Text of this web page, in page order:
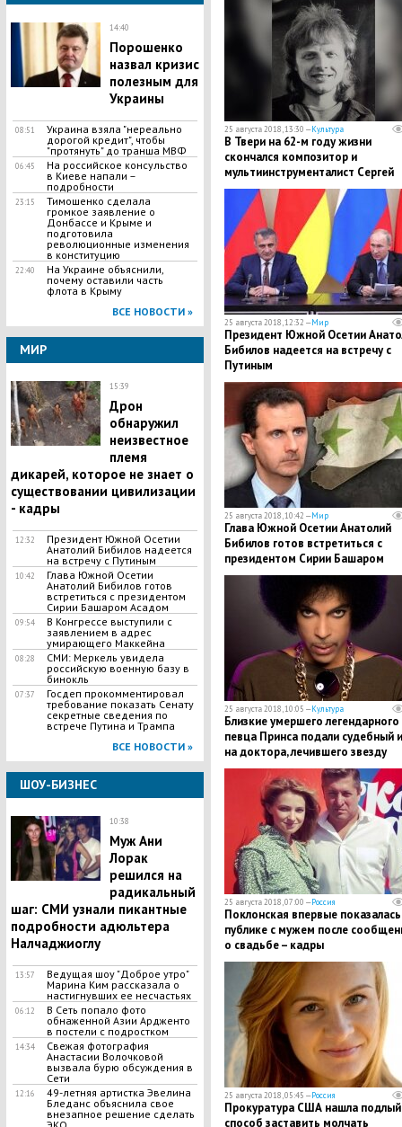
14:40
Порошенко
назвал кризис
полезным для
Украины
08:51
Украина взяла "нереально
дорогой кредит", чтобы
"протянуть" до транша МВФ
06:45
На российское консульство
в Киеве напали –
подробности
23:15
Тимошенко сделала
громкое заявление о
Донбассе и Крыме и
подготовила
революционные изменения
в конституцию
22:40
На Украине объяснили,
почему оставили часть
флота в Крыму
ВСЕ НОВОСТИ »
МИР
15:39
​Дрон
обнаружил
неизвестное
племя
дикарей, которое не знает о
существовании цивилизации
- кадры
12:32
Президент Южной Осетии
Анатолий Бибилов надеется
на встречу с Путиным
10:42
Глава Южной Осетии
Анатолий Бибилов готов
встретиться с президентом
Сирии Башаром Асадом
09:54
В Конгрессе выступили с
заявлением в адрес
умирающего Маккейна
08:28
СМИ: Меркель увидела
российскую военную базу в
бинокль
07:37
Госдеп прокомментировал
требование показать Сенату
секретные сведения по
встрече Путина и Трампа
ВСЕ НОВОСТИ »
ШОУ-БИЗНЕС
10:38
​Муж Ани
Лорак
решился на
радикальный
шаг: СМИ узнали пикантные
подробности адюльтера
Налчаджиоглу
13:57
Ведущая шоу "Доброе утро"
Марина Ким рассказала о
настигнувших ее несчастьях
06:12
В Сеть попало фото
обнаженной Азии Ардженто
в постели с подростком
14:34
Свежая фотография
Анастасии Волочковой
вызвала бурю обсуждения в
Сети
12:16
49-летняя артистка Эвелина
Бледанс объяснила свое
внезапное решение сделать
25 августа 2018, 13:30 —Культура
В Твери на 62-м году жизни
скончался композитор и
мультиинструменталист Сергей
Локтев
25 августа 2018, 12:32 —Мир
Президент Южной Осетии
Бибилов надеется на встречу с
Путиным
25 августа 2018, 10:42 —Мир
Глава Южной Осетии Анатолий
Бибилов готов встретиться с
президентом Сирии Башаром
Асадом
25 августа 2018, 10:05 —Культура
​Близкие умершего легендарного
певца Принса подали судебный
на доктора, лечившего звезду
25 августа 2018, 07:00 —Россия
Поклонская впервые
публике с мужем после
о свадьбе – кадры
25 августа 2018, 05:45 —Россия
Прокуратура США нашла подлый
способ заставить молчать